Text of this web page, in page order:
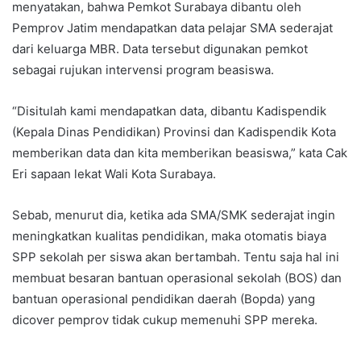
menyatakan, bahwa Pemkot Surabaya dibantu oleh
Pemprov Jatim mendapatkan data pelajar SMA sederajat
dari keluarga MBR. Data tersebut digunakan pemkot
sebagai rujukan intervensi program beasiswa.
“Disitulah kami mendapatkan data, dibantu Kadispendik
(Kepala Dinas Pendidikan) Provinsi dan Kadispendik Kota
memberikan data dan kita memberikan beasiswa,” kata Cak
Eri sapaan lekat Wali Kota Surabaya.
Sebab, menurut dia, ketika ada SMA/SMK sederajat ingin
meningkatkan kualitas pendidikan, maka otomatis biaya
SPP sekolah per siswa akan bertambah. Tentu saja hal ini
membuat besaran bantuan operasional sekolah (BOS) dan
bantuan operasional pendidikan daerah (Bopda) yang
dicover pemprov tidak cukup memenuhi SPP mereka.